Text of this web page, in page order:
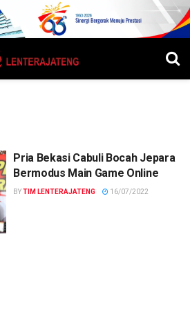
Pria Bekasi Cabuli Bocah Jepara
Bermodus Main Game Online
BYTIM LENTERAJATENG 16/07/2022